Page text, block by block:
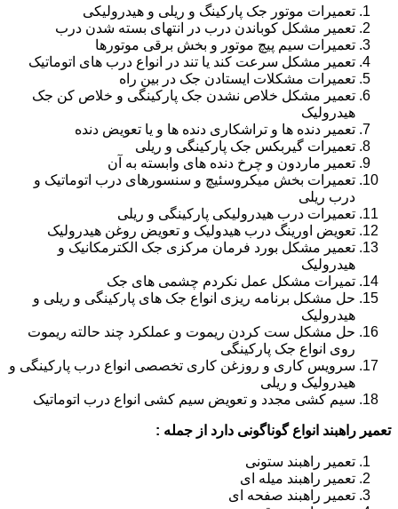
تعمیرات موتور جک پارکینگ و ریلی و هیدرولیکی
تعمیر مشکل کوباندن درب در انتهای بسته شدن درب
تعمیرات سیم پیچ موتور و بخش برقی موتورها
تعمیر مشکل سرعت کند یا تند در انواع درب های اتوماتیک
تعمیرات مشکلات ایستادن جک در بین راه
تعمیر مشکل خلاص نشدن جک پارکینگی و خلاص کن جک
هیدرولیک
تعمیر دنده ها و تراشکاری دنده ها و یا تعویض دنده
تعمیرات گیربکس جک پارکینگی و ریلی
تعمیر ماردون و چرخ دنده های وابسته به آن
تعمیرات بخش میکروسئیچ و سنسورهای درب اتوماتیک و
درب ریلی
تعمیرات درب هیدرولیکی پارکینگی و ریلی
تعویض اورینگ درب هیدولیک و تعویض روغن هیدرولیک
تعمیر مشکل بورد فرمان مرکزی جک الکترمکانیک و
هیدرولیک
تمیرات مشکل عمل نکردم چشمی های جک
حل مشکل برنامه ریزی انواع جک های پارکینگی و ریلی و
هیدرولیک
حل مشکل ست کردن ریموت و عملکرد چند حالته ریموت
روی انواع جک پارکینگی
سرویس کاری و روزغن کاری تخصصی انواع درب پارکینگی و
هیدرولیک و ریلی
سیم کشی مجدد و تعویض سیم کشی انواع درب اتوماتیک
تعمیر راهبند انواع گوناگونی دارد از جمله :
تعمیر راهبند ستونی
تعمیر راهبند میله ای
تعمیر راهبند صفحه ای